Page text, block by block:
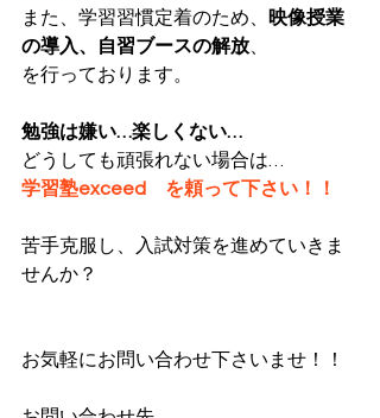
また、学習習慣定着のため、
映像授業
の導入、自習ブースの解放
を行っております。
勉強は嫌い…楽しくない…
どうしても頑張れない場合は…
学習塾exceed　を頼って下さい！！
苦手克服し、入試対策を進めていきま
せんか？
お気軽にお問い合わせ下さいませ！！